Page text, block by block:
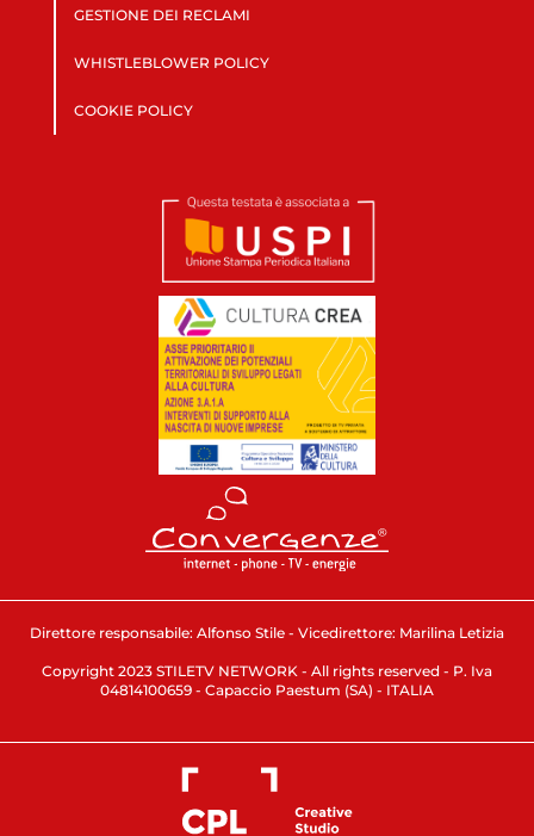
GESTIONE DEI RECLAMI
WHISTLEBLOWER POLICY
COOKIE POLICY
Direttore responsabile: Alfonso Stile - Vicedirettore: Marilina Letizia
Copyright 2023 STILETV NETWORK - All rights reserved - P. Iva
04814100659 - Capaccio Paestum (SA) - ITALIA